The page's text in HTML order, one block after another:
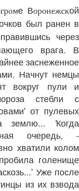
е Воронежской
был ранен в
через
врага. В
заснеженное
Начнут немцы
вокруг пули и
стебли с
от пулевых
землю... 'Когда
очередь, -
хватили колом
голенище
Уже после
из их взвода